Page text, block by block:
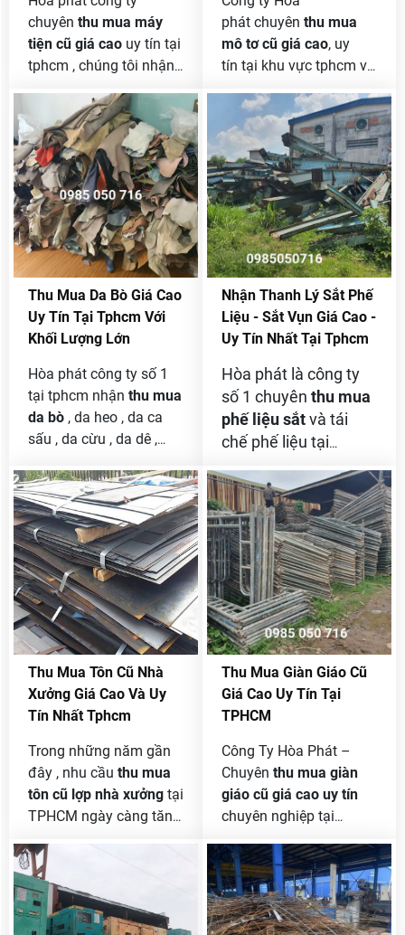
giá nhanh chuẩn xác
sau khi bạn gọi tới .
chuyên thu mua máy
tiện cũ giá cao uy tín tại
tphcm , chúng tôi nhận
thanh lý với khối lượng
lớn . nói đến nghành
sản xuất cơ khí thì có
rất nhiều máy móc
nhưng trong số đó phải
kể đến là máy tiện thì
không thể thiếu được ,
vì máy tiện là dùng để
tiện những chi tiết cho
những sản phẩm nhỏ
đòi hỏi phải có độ chính
xác cao nên máy tiện
không thể thiếu được
trong nghành chế tạo
máy .
phát chuyên thu mua
mô tơ cũ giá cao, uy
tín tại khu vực tphcm và
tôi sẽ ưu tiên việc Thu
mua mô tơ cũ, hỏng đã
qua sử dụng là một
trong những dịch vụ
được chú trọng trong
ngành tái chế và bảo vệ
môi trường. Mô tơ là
một trong những thiết bị
điện được sử dụng rộng
rãi trong các ứng dụng
công nghiệp và dân
dụng. Sau một khoảng
thời gian sử dụng, mô tơ
thường gặp phải các
vấn đề hư hỏng và
không còn hoạt động
hiệu quả như trước. Do
đó, việc thu mua và tái
chế mô tơ cũ không chỉ
giúp giảm thiểu lượng
phế liệu điện tử mà còn
mang lại lợi ích kinh tế
và bảo vệ môi trường
cho công ty và doanh
nghiệp.
Thu Mua Da Bò Giá Cao
Uy Tín Tại Tphcm Với
Khối Lượng Lớn
Hòa phát công ty số 1
tại tphcm nhận thu mua
da bò , da heo , da ca
sấu , da cừu , da dê ,
lớn giá cao . công ty
chúng tôi chuyên nhận
thanh lý da bò tồn kho
của các cơ sở , doanh
nghiệp , hay công ty làm
giầy da , túi xách , làm
sa lông thanh lý .
Nhận Thanh Lý Sắt Phế
Liệu - Sắt Vụn Giá Cao -
Uy Tín Nhất Tại Tphcm
Hòa phát là công ty
số 1 chuyên thu mua
phế liệu sắtvà tái
chế phế liệu tại
là công ty , doanh
nghiệp hay cá nhân
đang có phế liệu sắt
cần bán thanh lý mà
chưa tìm được đối
tác nào có uy tín lâu
năm để bán thì hãy
liên hệ ngay với
chúng tôi để được hổ
trợ và được bán phế
liệu sắt của mình với
cam kết bạn sẽ hài
lòng .
Thu Mua Tôn Cũ Nhà
Xưởng Giá Cao Và Uy
Tín Nhất Tphcm
Trong những năm gần
đây , nhu cầu thu mua
tôn cũ lợp nhà xưởng tại
TPHCM ngày càng tăng
dựng , cải tạo , hoặc
thay thế mái nhà cũ
đang tạo ra một lượng
tôn lợp nhà không nhỏ .
Thu Mua Giàn Giáo Cũ
Giá Cao Uy Tín Tại
TPHCM
Công Ty Hòa Phát –
Chuyên thu mua giàn
giáo cũ giá cao uy tín
chuyên nghiệp tại
có giàn giáo cũ cần bán
mà chưa tìm được công
ty thu mua giàn giáo cũ
nào có uy tín